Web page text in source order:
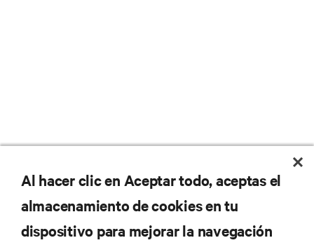
No se pierda nunca una
oferta
Al hacer clic en Aceptar todo, aceptas el
almacenamiento de cookies en tu
dispositivo para mejorar la navegación